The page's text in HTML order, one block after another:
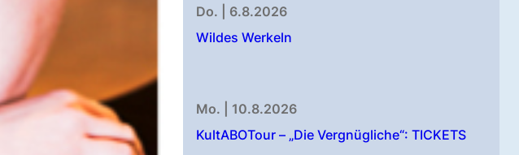
Do. | 6.8.2026
Wildes Werkeln
Mo. | 10.8.2026
KultABOTour – „Die Vergnügliche“: TICKETS